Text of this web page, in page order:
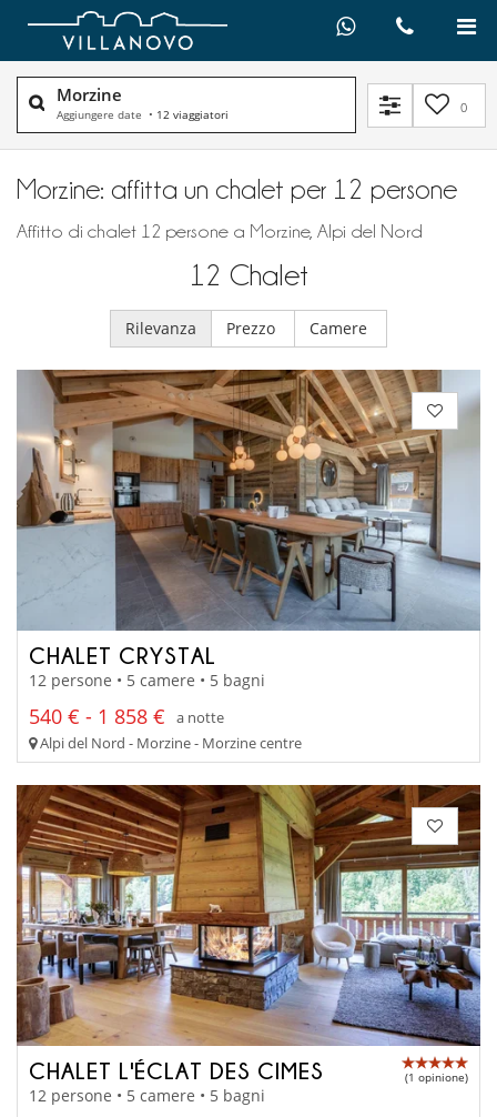
Morzine
Aggiungere date • 12 viaggiatori 0
Morzine: affitta un chalet per 12 persone
Affitto di chalet 12 persone a Morzine, Alpi del Nord
12 Chalet
Rilevanza Prezzo Camere
CHALET CRYSTAL
12 persone • 5 camere • 5 bagni
540 € - 1 858 €
a notte
Alpi del Nord - Morzine - Morzine centre
CHALET L'ÉCLAT DES CIMES (1 opinione)
12 persone • 5 camere • 5 bagni